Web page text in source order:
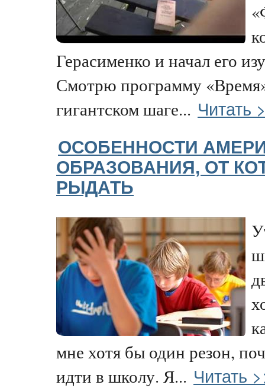
Герасименко и начал его
Смотрю программу
гигантском шаге... Читать
ОСОБЕННОСТИ
ОБРАЗОВАНИЯ, ОТ
РЫДАТЬ
мне хотя бы один резон,
идти в школу. Я... Читать